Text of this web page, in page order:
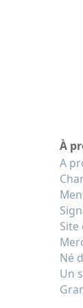
À
A
Né
Un